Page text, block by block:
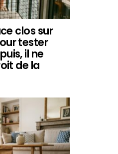
clos sur
tester
il ne
de la